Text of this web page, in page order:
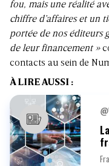
fou, mais une réalité
chiffre d’affaires et un
portée de nos éditeurs
de leur financement »
contacts au sein de
À LIRE AUSSI :